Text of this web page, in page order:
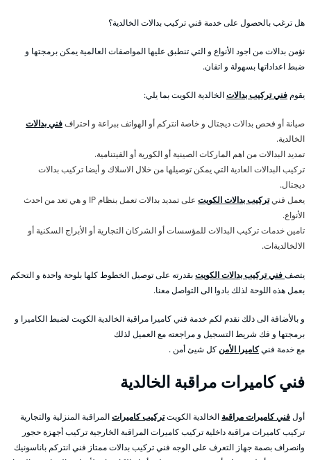
هل ترغب بالحصول على خدمة فني تركيب بدالات الخالدية؟
نؤمن بدالات من اجود الأنواع و التي تنطبق عليها المواصفات العالمية يمكن برمجتها و
ضبط اعداداتها بسهولة و اتقان.
يقوم فني تركيب بدالاتالخالدية الكويت بما يلي:
صيانة أو فحص بدالات ديجتال و خاصة انتركم أو الهواتف ببراعة و احتراففني بدالات
الخالدية.
تمديد البدالات من اهم الماركات الصينية أو الكورية أو الفيتنامية.
تركيب البدالات العادية التي يمكن توصيلها من خلال الاسلاك و أيضا تركيب بدالات
ديجتال.
يعمل فنيتركيب بدالات الكويت
على تمديد بدالات تعمل بنظام IP و هي تعد من احدث
الأنواع.
تامين خدمات تركيب البدالات للمؤسسات أو الشركان التجارية أو الأبراج السكنية أو
الالخالديةات.
يتصففني تركيب بدالات الكويتبقدرته على توصيل الخطوط كلها بلوحة واحدة و التحكم
بعمل هذه اللوحة لذلك بادوا الى التواصل معنا.
و بالأضافة الى ذلك نقدم لكم خدمة فني كاميرا مراقبة الخالدية الكويت لضبط الكاميرا و
برمجتها و فك شريط التسجيل و مراجعته مع العميل لذلك
مع خدمة فنيكاميرا الأمنكل شيئ أمن .
فني كاميرات مراقبة الخالدية
أولفني كاميرات مراقبة الخالدية الكويتتركيب كاميراتالمراقبة المنزلية والتجارية
تركيب كاميرات مراقبة داخلية تركيب كاميرات المراقبة الخارجية تركيب أجهزة حجور
وانصراف بصمة جهاز التعرف على الوجه فني تركيب بدالات ممتاز فني انتركم باناسونيك